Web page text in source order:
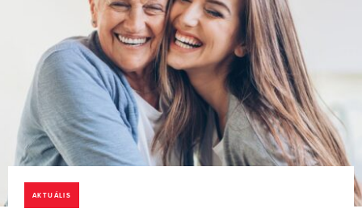
AKTUÁLIS